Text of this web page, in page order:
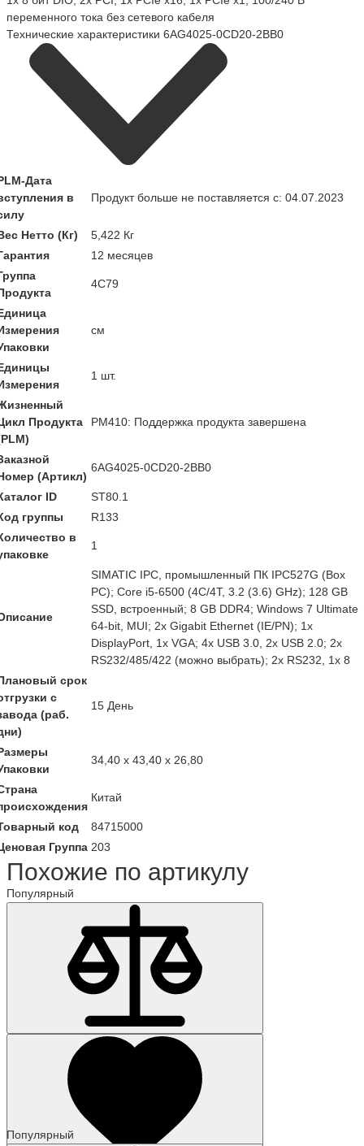
переменного тока без сетевого кабеля
Технические характеристики 6AG4025-0CD20-2BB0
Дата
в
Продукт больше не поставляется с: 04.07.2023
Нетто (Кг)
5,422 Кг
12 месяцев
4C79
см
1 шт.
Продукта
PM410: Поддержка продукта завершена
(Артикл)
6AG4025-0CD20-2BB0
ID
ST80.1
группы
R133
в
1
SIMATIC IPC, промышленный ПК IPC527G (Box
PC); Core i5-6500 (4C/4T, 3.2 (3.6) GHz); 128 GB
SSD, встроенный; 8 GB DDR4; Windows 7 Ultimate
64-bit, MUI; 2x Gigabit Ethernet (IE/PN); 1x
DisplayPort, 1x VGA; 4x USB 3.0, 2x USB 2.0; 2x
RS232/485/422 (можно выбрать); 2x RS232, 1x 8
срок
с
(раб.
15 День
34,40 x 43,40 x 26,80
Китай
код
84715000
Группа 203
Похожие по артикулу
Популярный
Популярный